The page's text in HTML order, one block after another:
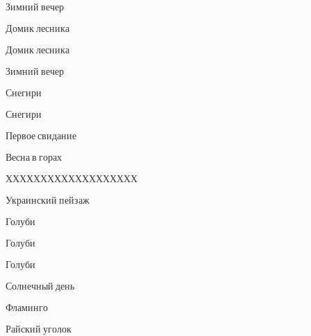
Зимний вечер
Домик лесника
Домик лесника
Зимний вечер
Снегири
Снегири
Первое свидание
Весна в горах
ХХХХХХХХХХХХХХХХХХХ
Украинский пейзаж
Голуби
Голуби
Голуби
Солнечный день
Фламинго
Райский уголок